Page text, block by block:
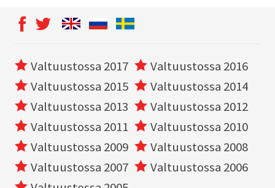
Valtuustossa 2017
Valtuustossa 2016
Valtuustossa 2015
Valtuustossa 2014
Valtuustossa 2013
Valtuustossa 2012
Valtuustossa 2011
Valtuustossa 2010
Valtuustossa 2009
Valtuustossa 2008
Valtuustossa 2007
Valtuustossa 2006